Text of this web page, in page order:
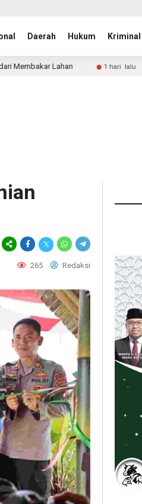
Daerah Hukum Kriminal
1 hari lalu Tertibkan Peredaran
265 Redaksi